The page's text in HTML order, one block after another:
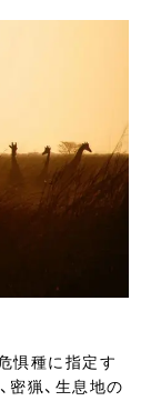
惧種に指定す
密猟、生息地の